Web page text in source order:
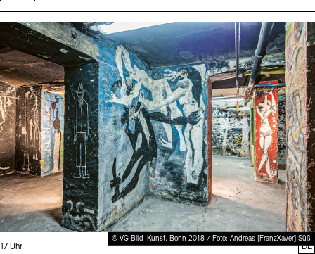
© VG Bild-Kunst, Bonn 2018 / Foto: Andreas [FranzXaver] Süß
Uhrzeit:
17 Uhr
DE